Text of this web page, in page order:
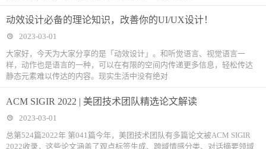
动效设计必备的理论知识，改善你的UI/UX设计！
2023-03-01
大家好，今天为大家分享的是「动效设计」。和听觉语言、视觉语言一
样，动作也是语言的一种，可以在有限的空间内传递更多信息，轻松传达
静态元素难以传达的内容。现实生活中没有绝对
ACM SIGIR 2022 | 美团技术团队精选论文解读
2023-03-01
总第524篇2022年 第041篇今年，美团技术团队有多篇论文被ACM SIGIR
2022收录，这些论文涵盖了观点标签生成、跨域情感分类、对话摘要领域